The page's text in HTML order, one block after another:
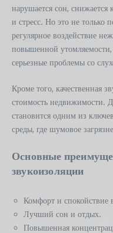
нарушается сон, снижается
и стресс. Но это не только
регулярное воздействие
повышенной
серьезные проблемы со
Кроме того, качественная
стоимость недвижимости.
становится одним из
среды, где шумовое
Основные
звукоизоляции
Комфорт и спокойствие
Лучший сон и отдых.
Повышенная